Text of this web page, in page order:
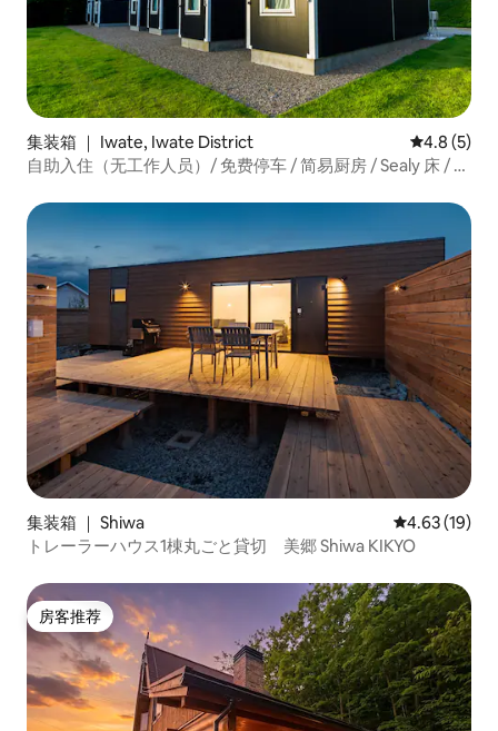
集装箱 ｜ Iwate, Iwate District 平均评分
4.8 (5)
自助入住（无工作人员）/ 免费停车 / 简易厨房 / Sealy 床 / 禁
集装箱 ｜ Shiwa 平均评分
4.63 (19)
トレーラーハウス1棟丸ごと貸切 美郷 Shiwa KIKYO
房客推荐
房客推荐